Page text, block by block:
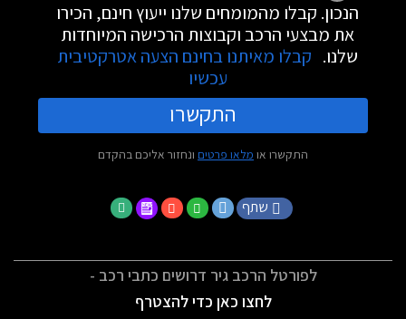
הנכון. קבלו מהמומחים שלנו ייעוץ חינם, הכירו
את מבצעי הרכב וקבוצות הרכישה המיוחדות
שלנו. קבלו מאיתנו בחינם הצעה אטרקטיבית
עכשיו
התקשרו
התקשרו או מלאו פרטים ונחזור אליכם בהקדם
שתף
לפורטל הרכב גיר דרושים כתבי רכב -
לחצו כאן כדי להצטרף